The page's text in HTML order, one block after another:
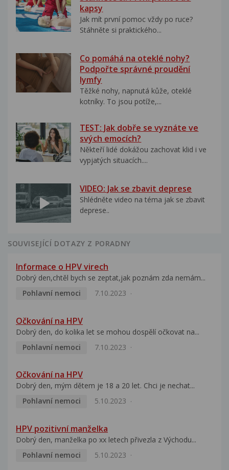
kapsy
Jak mít první pomoc vždy po ruce?
Stáhněte si praktického...
Co pomáhá na oteklé nohy?
Podpořte správné proudění
lymfy
Těžké nohy, napnutá kůže, oteklé
kotníky. To jsou potíže,...
TEST: Jak dobře se vyznáte ve
svých emocích?
Někteří lidé dokážou zachovat klid i ve
vypjatých situacích....
VIDEO: Jak se zbavit deprese
Shlédněte video na téma jak se zbavit
deprese..
SOUVISEJÍCÍ DOTAZY Z PORADNY
Informace o HPV virech
Dobrý den,chtěl bych se zeptat,jak poznám zda nemám...
Pohlavní nemoci
7.10.2023
Očkování na HPV
Dobrý den, do kolika let se mohou dospělí očkovat na...
Pohlavní nemoci
7.10.2023
Očkování na HPV
Dobrý den, mým dětem je 18 a 20 let. Chci je nechat...
Pohlavní nemoci
5.10.2023
HPV pozitivní manželka
Dobrý den, manželka po xx letech přivezla z Východu...
Pohlavní nemoci
5.10.2023